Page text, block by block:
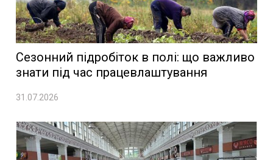
Сезонний підробіток в полі: що важливо
знати під час працевлаштування
31.07.2026